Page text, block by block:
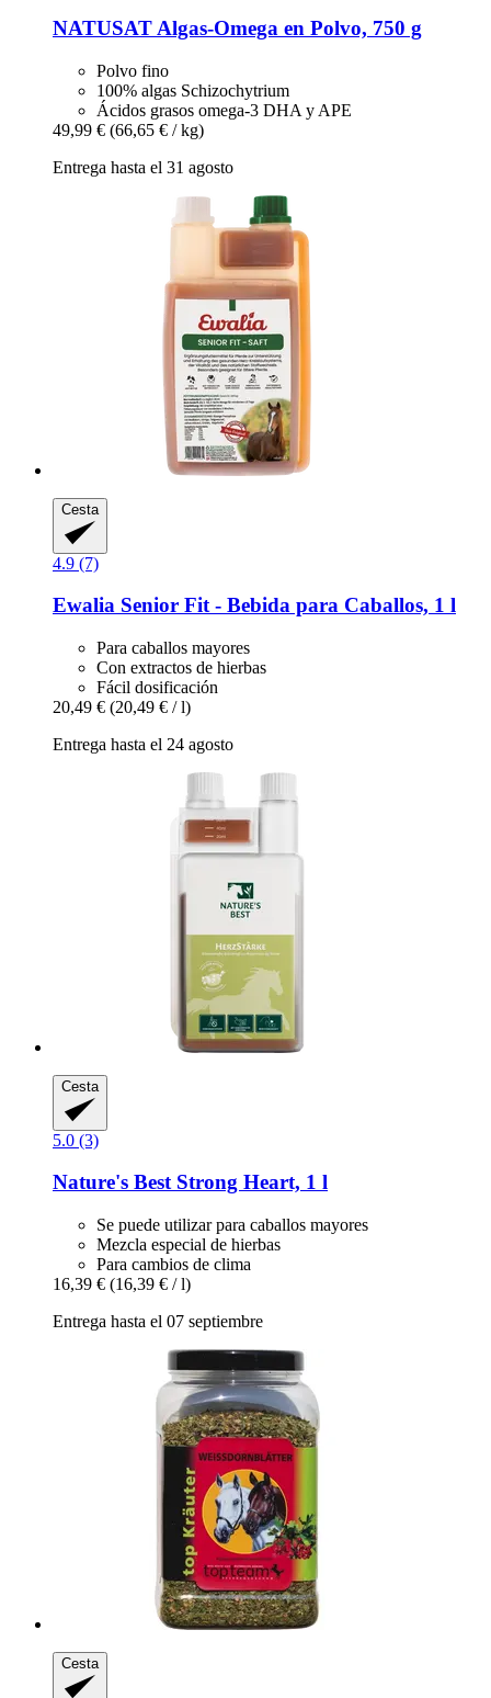
NATUSATAlgas-​Omega en Polvo, 750 g
Polvo fino
100% algas Schizochytrium
Ácidos grasos omega-3 DHA y APE
49,99 € (66,65 € / kg)
Entrega hasta el 31 agosto
Cesta
4.9 (7)
Ewalia Senior Fit -​ Bebida para Caballos, 1 l
Para caballos mayores
Con extractos de hierbas
Fácil dosificación
20,49 € (20,49 € / l)
Entrega hasta el 24 agosto
Cesta
5.0 (3)
Nature's BestStrong Heart, 1 l
Se puede utilizar para caballos mayores
Mezcla especial de hierbas
Para cambios de clima
16,39 € (16,39 € / l)
Entrega hasta el 07 septiembre
Cesta